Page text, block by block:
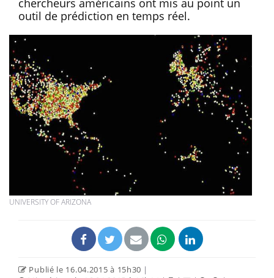
chercheurs américains ont mis au point un
outil de prédiction en temps réel.
UNIVERSITY OF ARIZONA
Publié le 16.04.2015 à 15h30 |